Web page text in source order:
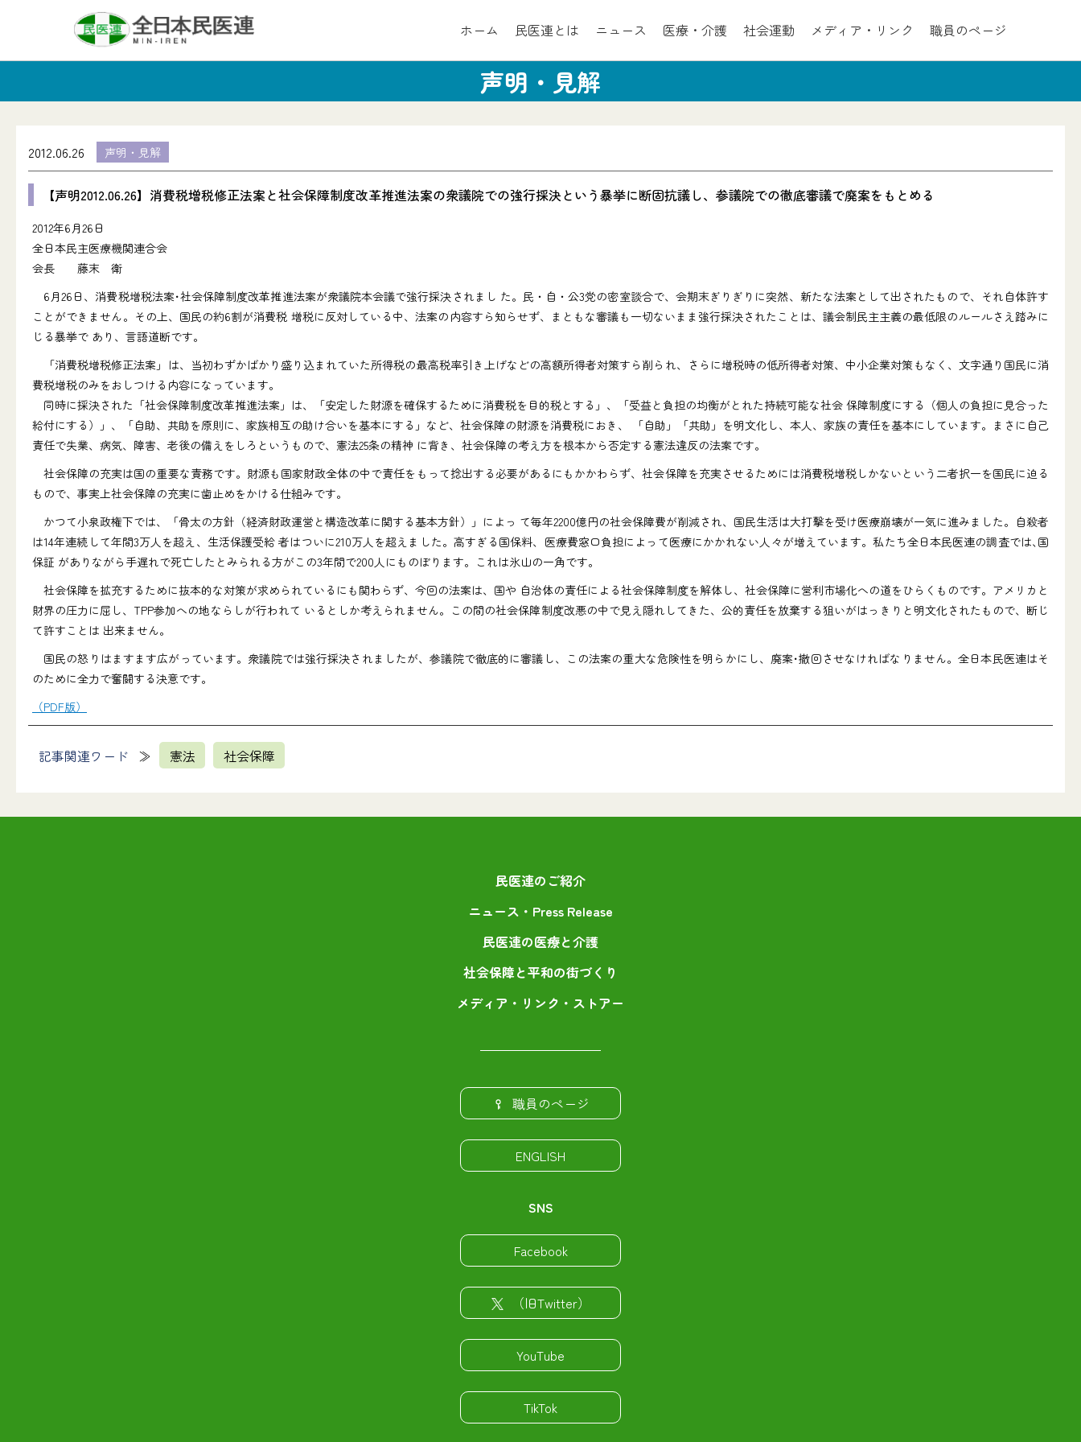
ホーム 民医連とは ニュース 医療・介護 社会運動 メディア・リンク 職員のページ
声明・見解
2012.06.26 声明・見解
【声明2012.06.26】消費税増税修正法案と社会保障制度改革推進法案の衆議院での強行採決という暴挙に断固抗議し、参議院での徹底審議で廃案をもとめる
2012年6月26日
全日本民主医療機関連合会
会長 藤末 衛
6月26日、消費税増税法案･社会保障制度改革推進法案が衆議院本会議で強行採決されまし た。民・自・公3党の密室談合で、会期末ぎりぎりに突然、新たな法案として出されたもので、それ自体許す
ことができません。その上、国民の約6割が消費税 増税に反対している中、法案の内容すら知らせず、まともな審議も一切ないまま強行採決されたことは、議会制民主主義の最低限のルールさえ踏みに
じる暴挙で あり、言語道断です。
「消費税増税修正法案」は、当初わずかばかり盛り込まれていた所得税の最高税率引き上げなどの高額所得者対策すら削られ、さらに増税時の低所得者対策、中小企業対策もなく、文字通り国民に消
費税増税のみをおしつける内容になっています。
同時に採決された「社会保障制度改革推進法案」は、「安定した財源を確保するために消費税を目的税とする」、「受益と負担の均衡がとれた持続可能な社会 保障制度にする（個人の負担に見合った
給付にする）」、「自助、共助を原則に、家族相互の助け合いを基本にする」など、社会保障の財源を消費税におき、 「自助」「共助」を明文化し、本人、家族の責任を基本にしています。まさに自己
責任で失業、病気、障害、老後の備えをしろというもので、憲法25条の精神 に背き、社会保障の考え方を根本から否定する憲法違反の法案です。
社会保障の充実は国の重要な責務です。財源も国家財政全体の中で責任をもって捻出する必要があるにもかかわらず、社会保障を充実させるためには消費税増税しかないという二者択一を国民に迫る
もので、事実上社会保障の充実に歯止めをかける仕組みです。
かつて小泉政権下では、「骨太の方針（経済財政運営と構造改革に関する基本方針）」によっ て毎年2200億円の社会保障費が削減され、国民生活は大打撃を受け医療崩壊が一気に進みました。自殺者
は14年連続して年間3万人を超え、生活保護受給 者はついに210万人を超えました。高すぎる国保料、医療費窓口負担によって医療にかかれない人々が増えています。私たち全日本民医連の調査では､国
保証 がありながら手遅れで死亡したとみられる方がこの3年間で200人にものぼります。これは氷山の一角です。
社会保障を拡充するために抜本的な対策が求められているにも関わらず、今回の法案は、国や 自治体の責任による社会保障制度を解体し、社会保障に営利市場化への道をひらくものです。アメリカと
財界の圧力に屈し、TPP参加への地ならしが行われて いるとしか考えられません。この間の社会保障制度改悪の中で見え隠れしてきた、公的責任を放棄する狙いがはっきりと明文化されたもので、断じ
て許すことは 出来ません。
国民の怒りはますます広がっています。衆議院では強行採決されましたが、参議院で徹底的に審議し、この法案の重大な危険性を明らかにし、廃案･撤回させなければなりません。全日本民医連はそ
のために全力で奮闘する決意です。
（PDF版）
記事関連ワード 憲法 社会保障
民医連のご紹介
ニュース・Press Release
民医連の医療と介護
社会保障と平和の街づくり
メディア・リンク・ストアー
職員のページ
ENGLISH
SNS
Facebook
（旧Twitter）
YouTube
TikTok